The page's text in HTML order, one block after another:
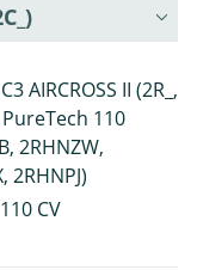
AIRCROSS II (2R_,
PureTech 110
2RHNZW,
2RHNPJ)
CV